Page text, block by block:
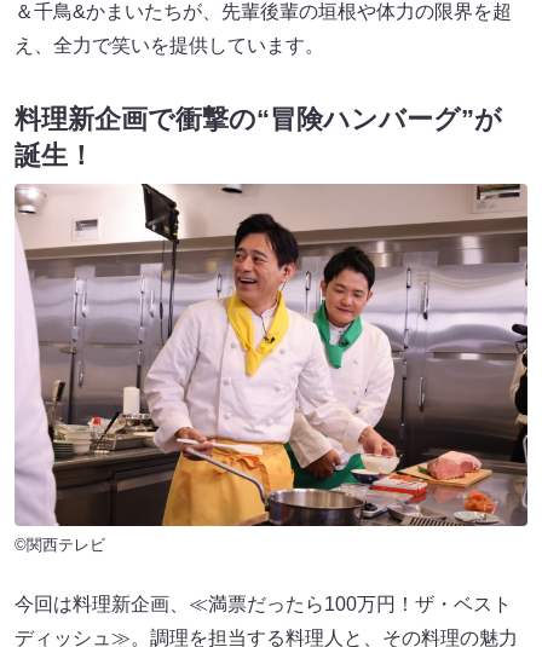
＆千鳥&かまいたちが、先輩後輩の垣根や体力の限界を超
え、全力で笑いを提供しています。
料理新企画で衝撃の“冒険ハンバーグ”が
誕生！
©関西テレビ
今回は料理新企画、≪満票だったら100万円！ザ・ベスト
ディッシュ≫。調理を担当する料理人と、その料理の魅力